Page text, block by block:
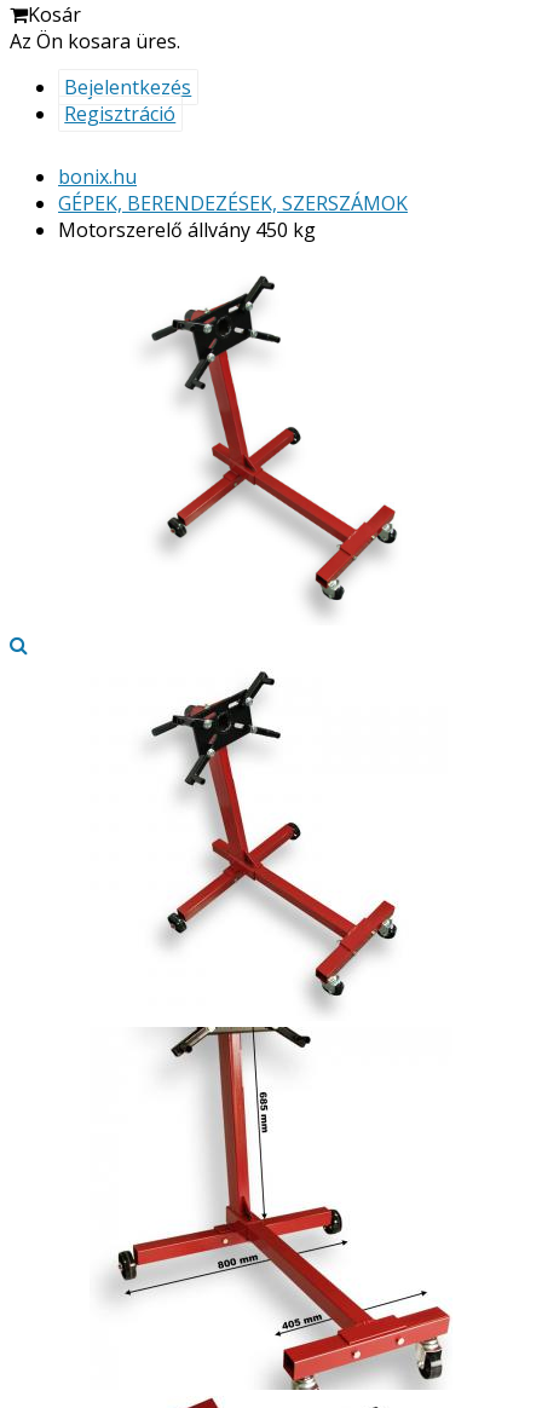
Kosár
Az Ön kosara üres.
Bejelentkezés
Regisztráció
bonix.hu
GÉPEK, BERENDEZÉSEK, SZERSZÁMOK
Motorszerelő állvány 450 kg